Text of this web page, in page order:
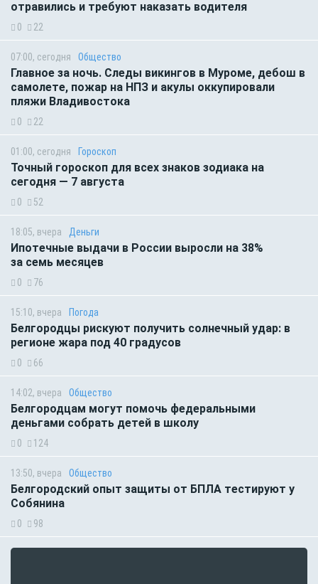
отравились и требуют наказать водителя
0 22
07:00, сегодня Общество
Главное за ночь. Следы викингов в Муроме, дебош в
самолете, пожар на НПЗ и акулы оккупировали
пляжи Владивостока
0 22
01:00, сегодня Гороскоп
Точный гороскоп для всех знаков зодиака на
сегодня — 7 августа
0 52
18:05, вчера Деньги
Ипотечные выдачи в России выросли на 38%
за семь месяцев
0 76
15:10, вчера Погода
Белгородцы рискуют получить солнечный удар: в
регионе жара под 40 градусов
0 66
14:02, вчера Общество
Белгородцам могут помочь федеральными
деньгами собрать детей в школу
0 124
13:50, вчера Общество
Белгородский опыт защиты от БПЛА тестируют у
Собянина
0 98